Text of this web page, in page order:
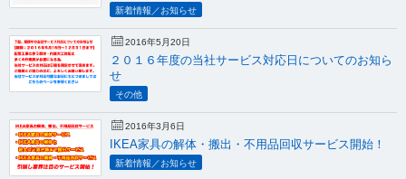
新着情報／お知らせ
2016年5月20日
２０１６年度の当社サービス対応日についてのお知ら
せ
その他
2016年3月6日
IKEA家具の解体・搬出・不用品回収サービス開始！
新着情報／お知らせ